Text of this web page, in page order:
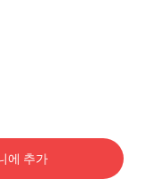
에 추가